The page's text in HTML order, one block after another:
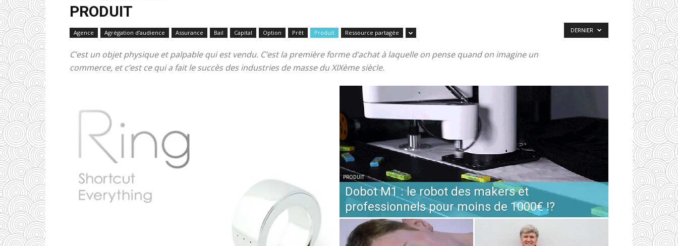
Robotics
PRODUIT
Agence Agrégation d’audience Assurance Bail Capital Option Prêt Produit Ressource partagée
C’est un objet physique et palpable qui est vendu. C’est la première forme d’achat à laquelle on pense quand on imagine un
commerce, et c’est ce qui a fait le succès des industries de masse du XIXème siècle.
DERNIER
PRODUIT
Dobot M1 : le robot des makers et
professionnels pour moins de 1000€ !?